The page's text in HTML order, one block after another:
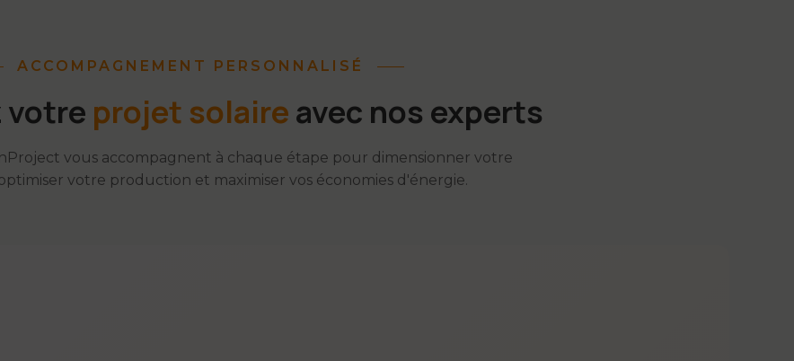
ACCOMPAGNEMENT PERSONNALISÉ
votre projet solaireavec nos experts
vous accompagnent à chaque étape pour dimensionner votre
votre production et maximiser vos économies d'énergie.